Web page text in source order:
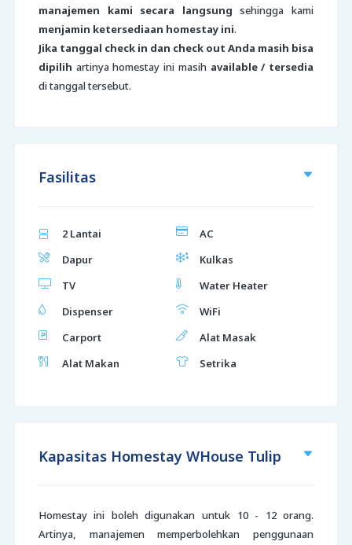
manajemen kami secara langsung sehingga kami
menjamin ketersediaan homestay ini.
Jika tanggal check in dan check out Anda masih bisa
dipilih artinya homestay ini masih available / tersedia
di tanggal tersebut.
Fasilitas
2 Lantai
AC
Dapur
Kulkas
TV
Water Heater
Dispenser
WiFi
Carport
Alat Masak
Alat Makan
Setrika
Kapasitas Homestay WHouse Tulip
Homestay ini boleh digunakan untuk 10 - 12 orang.
Artinya, manajemen memperbolehkan penggunaan